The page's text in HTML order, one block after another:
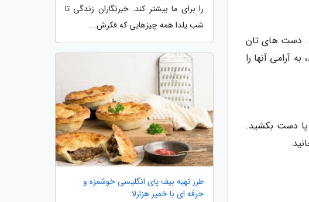
دست های تان
آرامی آنها را
پا دست بکشید.
را برای ما بیشتر کند. خبرنگاران زندگی تا
شب یلدا همه چیزهایی که فکرش...
طرز تهیه بیف پای انگلیسی خوشمزه و
حرفه ای با خمیر هزارلا